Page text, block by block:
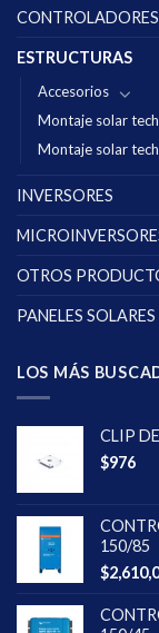
ESTRUCTURAS
Accesorios
Montaje solar
Montaje solar
INVERSORES
OTROS
PANELES SOLARES
LOS MÁS
CLIP
$976
150/85
$